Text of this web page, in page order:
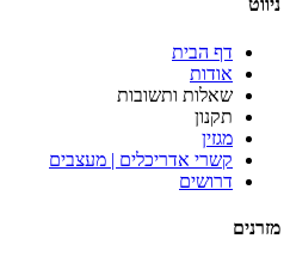
ניווט
דף הבית
אודות
שאלות ותשובות
תקנון
מגזין
קשרי אדריכלים | מעצבים
דרושים
מזרנים